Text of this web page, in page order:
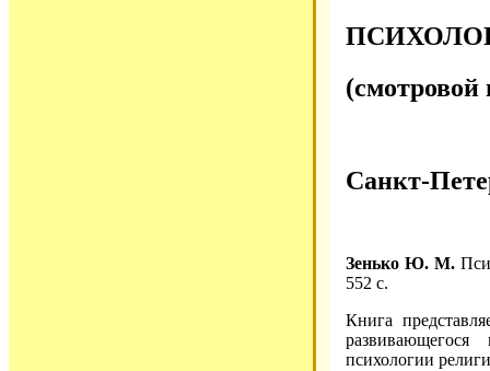
(смотровой
Санкт-
Зенько Ю. М.
552 с.
Книга
психологии